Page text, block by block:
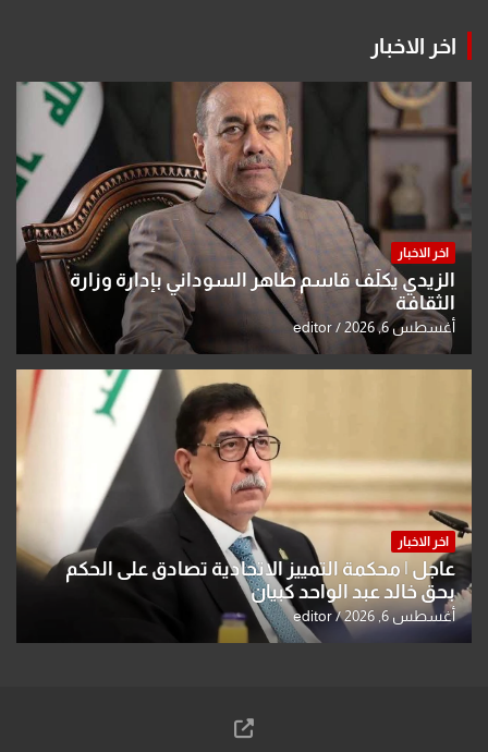
اخر الاخبار
اخر الاخبار
الزيدي يكلّف قاسم طاهر السوداني بإدارة وزارة
الثقافة
أغسطس 6, 2026 editor
اخر الاخبار
عاجل | محكمة التمييز الاتحادية تصادق على الحكم
بحق خالد عبد الواحد كبيان
أغسطس 6, 2026 editor